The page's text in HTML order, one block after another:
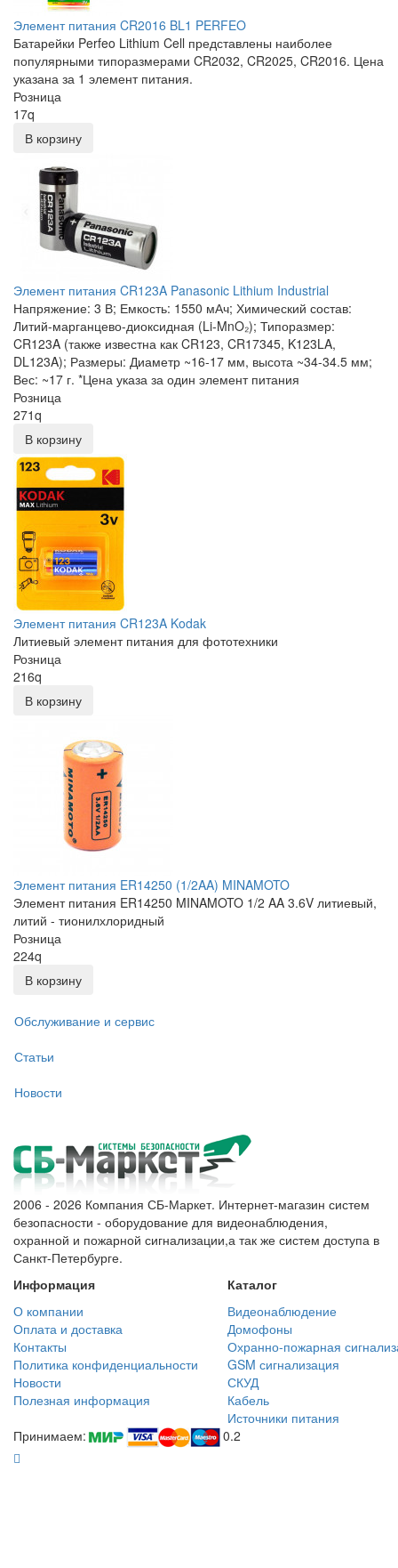
Элемент питания CR2016 BL1 PERFEO
Батарейки Perfeo Lithium Cell представлены наиболее
популярными типоразмерами CR2032, CR2025, CR2016. Цена
указана за 1 элемент питания.
Розница
17q
В корзину
Элемент питания CR123A Panasonic Lithium Industrial
Напряжение: 3 В; Емкость: 1550 мАч; Химический состав:
Литий-марганцево-диоксидная (Li-MnO₂); Типоразмер:
CR123A (также известна как CR123, CR17345, K123LA,
DL123A); Размеры: Диаметр ~16-17 мм, высота ~34-34.5 мм;
Вес: ~17 г. *Цена указа за один элемент питания
Розница
271q
В корзину
Элемент питания CR123A Kodak
Литиевый элемент питания для фототехники
Розница
216q
В корзину
Элемент питания ER14250 (1/2AA) MINAMOTO
Элемент питания ER14250 MINAMOTO 1/2 AA 3.6V литиевый,
литий - тионилхлоридный
Розница
224q
В корзину
Обслуживание и сервис
Статьи
Новости
2006 - 2026 Компания СБ-Маркет. Интернет-магазин систем
безопасности - оборудование для видеонаблюдения,
охранной и пожарной сигнализации,а так же систем доступа в
Санкт-Петербурге.
Информация
Каталог
О компании
Видеонаблюдение
Оплата и доставка
Домофоны
Контакты
Охранно-пожарная
Политика конфиденциальности
GSM сигнализация
Новости
СКУД
Полезная информация
Кабель
Источники питания
Принимаем:
0.2